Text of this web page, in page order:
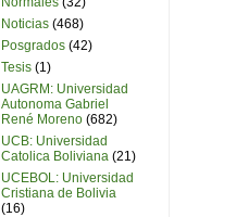
Noticias (468)
Posgrados (42)
Tesis (1)
UAGRM: Universidad
Autonoma Gabriel
René Moreno (682)
UCB: Universidad
Catolica Boliviana (21)
UCEBOL: Universidad
Cristiana de Bolivia
(16)